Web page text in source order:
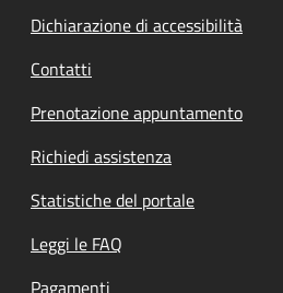
Dichiarazione di accessibilità
Contatti
Prenotazione appuntamento
Richiedi assistenza
Statistiche del portale
Leggi le FAQ